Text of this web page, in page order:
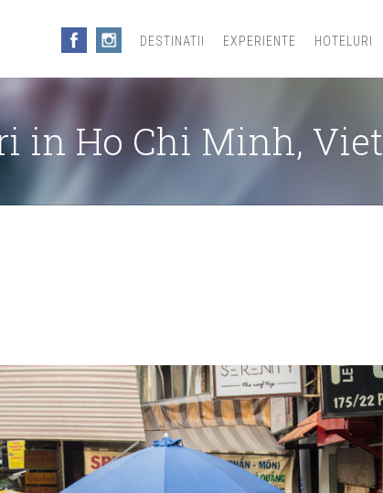
DESTINATII EXPERIENTE HOTELURI
in Ho Chi Minh,